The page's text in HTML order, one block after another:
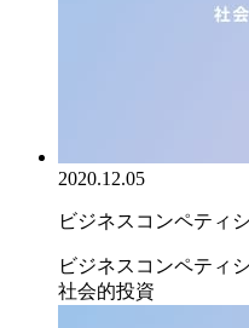
2020.12.05
ビジネスコンペティ
ビジネスコンペティ
社会的投資